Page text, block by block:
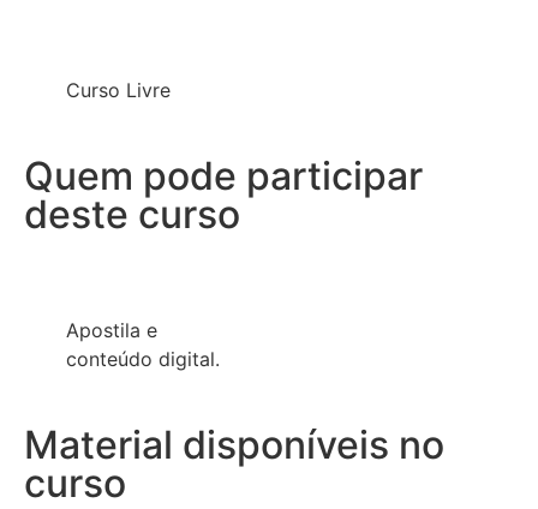
Curso Livre
Quem pode participar
deste curso
Apostila e
conteúdo digital.
Material disponíveis no
curso